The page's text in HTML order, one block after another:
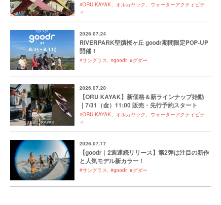
#ORU KAYAK、オルカヤック、ウォーターアクティビテ
ィ
2026.07.24
RIVERPARK聖蹟桜ヶ丘 goodr期間限定POP-UP
開催！
#サングラス #goodr #グダー
2026.07.20
【ORU KAYAK】新価格＆新ラインナップ始動
｜7/31（金）11:00 販売・先行予約スタート
#ORU KAYAK、オルカヤック、ウォーターアクティビテ
ィ
2026.07.17
【goodr｜2週連続リリース】第2弾は注目の新作
と人気モデル新カラー！
#サングラス #goodr #グダー